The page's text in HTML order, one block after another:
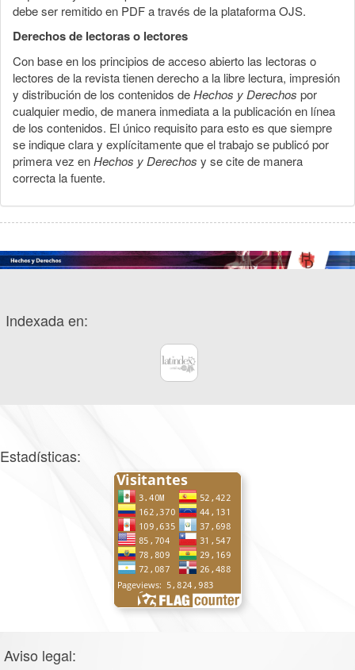
debe ser remitido en PDF a través de la plataforma OJS.
Derechos de lectoras o lectores
Con base en los principios de acceso abierto las lectoras o
lectores de la revista tienen derecho a la libre lectura, impresión
y distribución de los contenidos deHechos y Derechos por
cualquier medio, de manera inmediata a la publicación en línea
de los contenidos. El único requisito para esto es que siempre
se indique clara y explícitamente que el trabajo se publicó por
primera vez enHechos y Derechos y se cite de manera
correcta la fuente.
Indexada en:
Estadísticas:
Aviso legal: